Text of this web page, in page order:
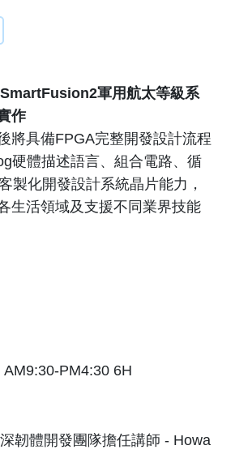
軍用航太等級系
作
將具備FPGA完整開發設計流程
硬體描述語言、組合電路、循
製化開發設計系統晶片能力，
生活領域及支援不同業界技能
PM4:30 6H
韌體開發團隊擔任講師 - Howa